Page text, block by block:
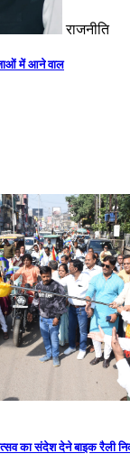
राजनीति
में आने वाल
का संदेश देने बाइक रैली